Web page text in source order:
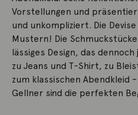
Vorstellungen und
und unkompliziert. Die
Mustern! Die
lässiges Design, das
zu Jeans und T-Shirt, zu
zum klassischen Abendkleid
Gellner sind die perfekten